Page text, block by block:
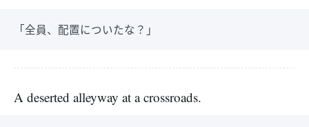
「全員、配置についたな？」
A deserted alleyway at a crossroads.